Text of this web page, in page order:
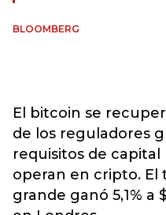
BLOOMBERG
El bitcoin se
de los reguladores
requisitos de capital
operan en cripto. El
grande ganó 5,1% a